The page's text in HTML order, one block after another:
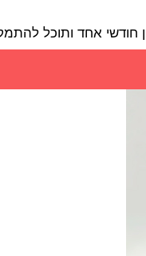
חודשי אחד ותוכל